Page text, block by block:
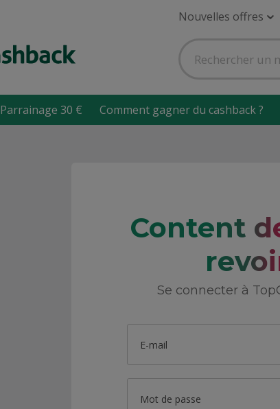
Nouvelles offres
Parrainage 30 € Comment gagner du cashback ?
Content
Se connecter à
E-mail
Mot de passe